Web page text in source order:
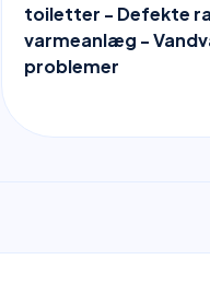
toiletter - Defekte
varmeanlæg -
problemer